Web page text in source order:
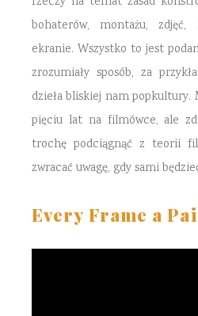
bohaterów, montażu,
ekranie. Wszystko to jest
zrozumiały sposób, za
dzieła bliskiej nam popkultury.
pięciu lat na filmówce, ale
trochę podciągnąć z teorii
zwracać uwagę, gdy sami
Every Frame a